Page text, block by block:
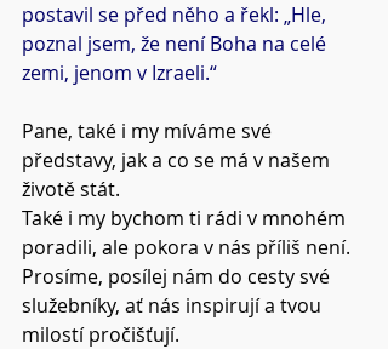
postavil se před něho a řekl: „Hle,
poznal jsem, že není Boha na celé
zemi, jenom v Izraeli.“
Pane, také i my míváme své
představy, jak a co se má v našem
životě stát.
Také i my bychom ti rádi v mnohém
poradili, ale pokora v nás příliš není.
Prosíme, posílej nám do cesty své
služebníky, ať nás inspirují a tvou
milostí pročišťují.